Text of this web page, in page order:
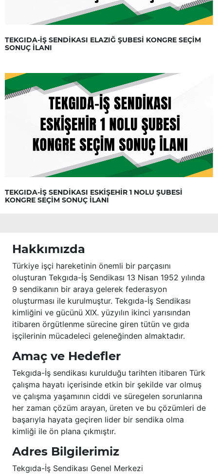
TEKGIDA-İŞ SENDİKASI ELAZIĞ ŞUBESİ KONGRE SEÇİM
SONUÇ İLANI
TEKGIDA-İŞ SENDİKASI ESKİŞEHİR 1 NOLU ŞUBESİ
KONGRE SEÇİM SONUÇ İLANI
Hakkımızda
Türkiye işçi hareketinin önemli bir parçasını
oluşturan Tekgıda-İş Sendikası 13 Nisan 1952 yılında
9 sendikanın bir araya gelerek federasyon
oluşturması ile kurulmuştur. Tekgıda-İş Sendikası
kimliğini ve gücünü XIX. yüzyılın ikinci yarısından
itibaren örgütlenme sürecine giren tütün ve gıda
işçilerinin mücadeleci geleneğinden almaktadır.
Amaç ve Hedefler
Tekgıda-İş sendikası kurulduğu tarihten itibaren Türk
çalışma hayatı içerisinde etkin bir şekilde var olmuş
ve çalışma yaşamının ciddi ve süregelen sorunlarına
her zaman çözüm arayan, üreten ve bu çözümleri de
başarıyla hayata geçiren lider bir sendika olma
kimliği ile ön plana çıkmıştır.
Adres Bilgilerimiz
Tekgıda-İş Sendikası Genel Merkezi